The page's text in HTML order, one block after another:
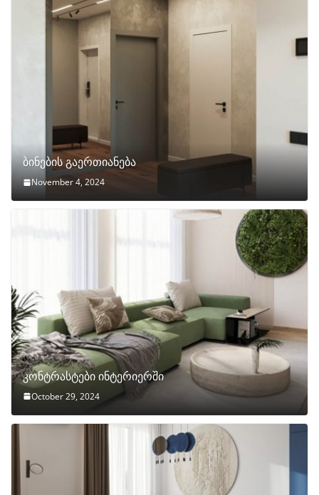
ბინების გაერთიანება
November 4, 2024
კონტრასტები ინტერიერში
October 29, 2024